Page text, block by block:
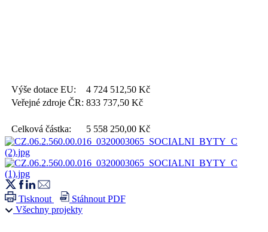
Výše dotace EU: 4 724 512,50 Kč
Veřejné zdroje ČR: 833 737,50 Kč
Celková částka: 5 558 250,00 Kč
Tisknout
Stáhnout PDF
Všechny projekty